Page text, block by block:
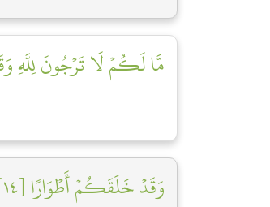
مَّا لَكُمۡ لَا تَرۡجُونَ لِلَّهِ
وَقَدۡ خَلَقَكُمۡ أَطۡوَارًا [١٤]